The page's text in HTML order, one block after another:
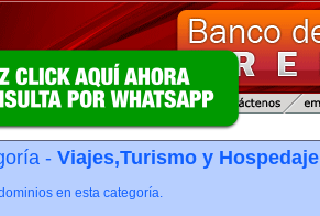
- Viajes,Turismo y Hospedaje
en esta categoría.